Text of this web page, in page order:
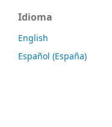
Idioma
English
Español (España)